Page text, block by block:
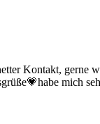
Kontakt, gerne
mich